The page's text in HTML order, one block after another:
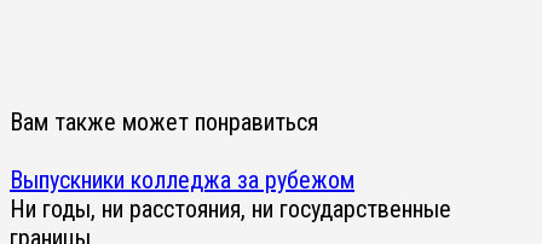
Вам также может понравиться
Выпускники колледжа за рубежом
Ни годы, ни расстояния, ни государственные
границы